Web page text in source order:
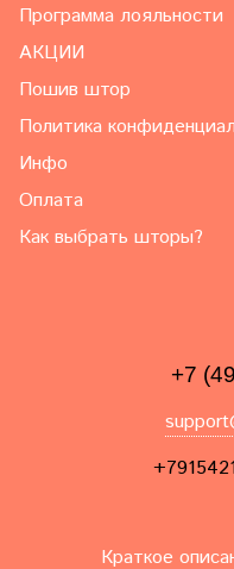
Программа лояльности
АКЦИИ
Пошив штор
Политика
Инфо
Оплата
Как выбрать шторы?
+7
Краткое